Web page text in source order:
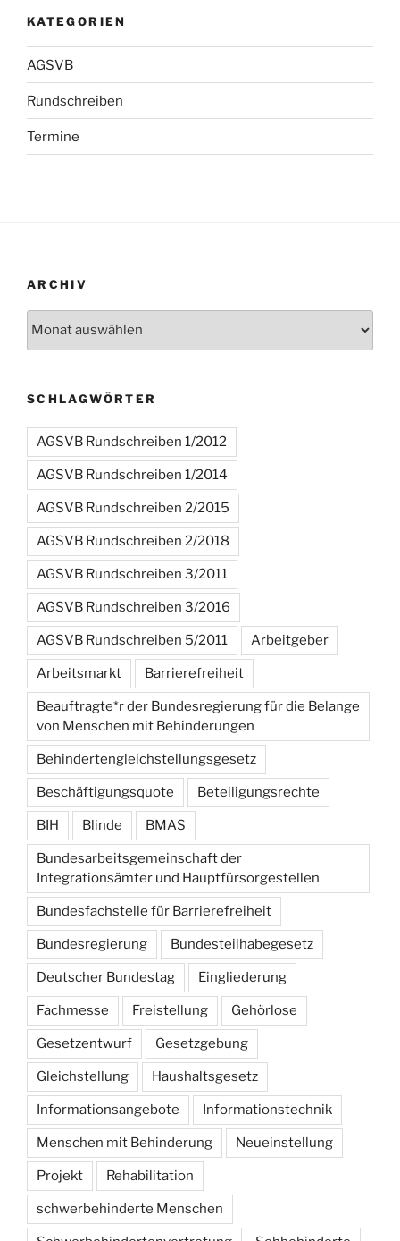
KATEGORIEN
AGSVB
Rundschreiben
Termine
ARCHIV
SCHLAGWÖRTER
AGSVB Rundschreiben 1/2012
AGSVB Rundschreiben 1/2014
AGSVB Rundschreiben 2/2015
AGSVB Rundschreiben 2/2018
AGSVB Rundschreiben 3/2011
AGSVB Rundschreiben 3/2016
AGSVB Rundschreiben 5/2011 Arbeitgeber
Arbeitsmarkt Barrierefreiheit
Beauftragte*r der Bundesregierung für die Belange
von Menschen mit Behinderungen
Behindertengleichstellungsgesetz
Beschäftigungsquote Beteiligungsrechte
BIH Blinde BMAS
Bundesarbeitsgemeinschaft der
Integrationsämter und Hauptfürsorgestellen
Bundesfachstelle für Barrierefreiheit
Bundesregierung Bundesteilhabegesetz
Deutscher Bundestag Eingliederung
Fachmesse Freistellung Gehörlose
Gesetzentwurf Gesetzgebung
Gleichstellung Haushaltsgesetz
Informationsangebote Informationstechnik
Menschen mit Behinderung Neueinstellung
Projekt Rehabilitation
schwerbehinderte Menschen